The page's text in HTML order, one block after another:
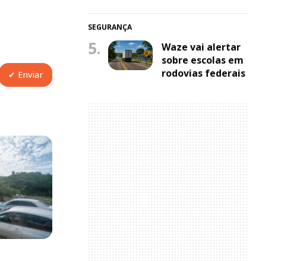
SEGURANÇA
5.
Waze vai alertar
sobre escolas em
rodovias federais